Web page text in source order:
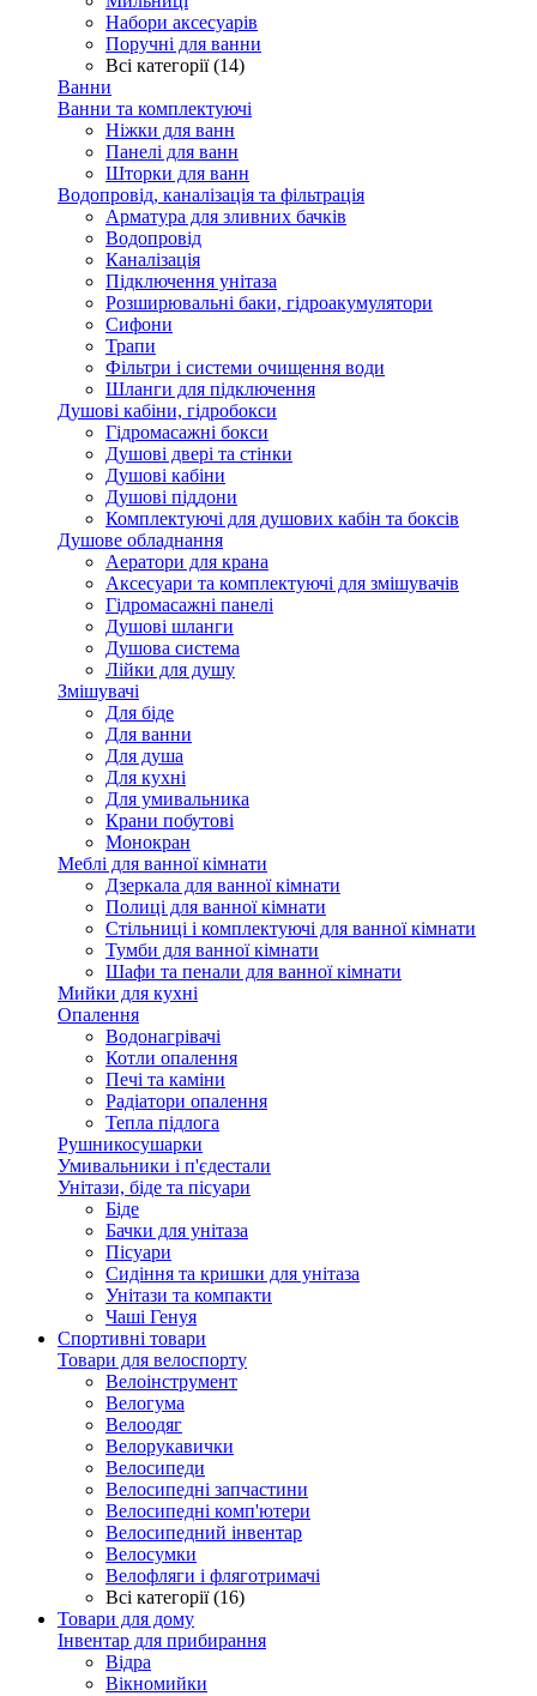
Набори аксесуарів
Поручні для ванни
Всі категорії (14)
Ванни
Ванни та комплектуючі
Ніжки для ванн
Панелі для ванн
Шторки для ванн
Водопровід, каналізація та фільтрація
Арматура для зливних бачків
Водопровід
Каналізація
Підключення унітаза
Розширювальні баки, гідроакумулятори
Сифони
Трапи
Фільтри і системи очищення води
Шланги для підключення
Душові кабіни, гідробокси
Гідромасажні бокси
Душові двері та стінки
Душові кабіни
Душові піддони
Комплектуючі для душових кабін та боксів
Душове обладнання
Аератори для крана
Аксесуари та комплектуючі для змішувачів
Гідромасажні панелі
Душові шланги
Душова система
Лійки для душу
Змішувачі
Для біде
Для ванни
Для душа
Для кухні
Для умивальника
Крани побутові
Монокран
Меблі для ванної кімнати
Дзеркала для ванної кімнати
Полиці для ванної кімнати
Стільниці і комплектуючі для ванної кімнати
Тумби для ванної кімнати
Шафи та пенали для ванної кімнати
Мийки для кухні
Опалення
Водонагрівачі
Котли опалення
Печі та каміни
Радіатори опалення
Тепла підлога
Рушникосушарки
Умивальники і п'єдестали
Унітази, біде та пісуари
Біде
Бачки для унітаза
Пісуари
Сидіння та кришки для унітаза
Унітази та компакти
Чаші Генуя
Спортивні товари
Товари для велоспорту
Велоінструмент
Велогума
Велоодяг
Велорукавички
Велосипеди
Велосипедні запчастини
Велосипедні комп'ютери
Велосипедний інвентар
Велосумки
Велофляги і фляготримачі
Всі категорії (16)
Товари для дому
Інвентар для прибирання
Відра
Вікномийки